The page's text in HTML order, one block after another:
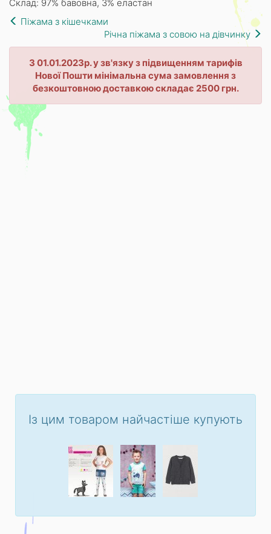
Склад: 97% бавовна, 3% еластан
Піжама з кішечками
Річна піжама з совою на дівчинку
З 01.01.2023р. у зв'язку з підвищенням тарифів
Нової Пошти мінімальна сума замовлення з
безкоштовною доставкою складає 2500 грн.
Із цим товаром найчастіше купують